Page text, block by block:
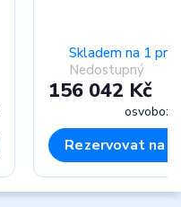
Skladem na 1
Nedostupný
156 042 Kč
Rezervovat na